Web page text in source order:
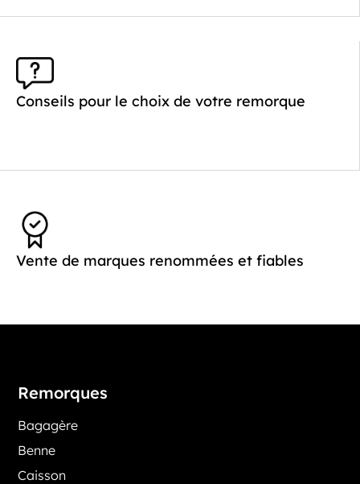
Conseils pour le choix de votre remorque
Vente de marques renommées et fiables
Remorques
Bagagère
Benne
Caisson